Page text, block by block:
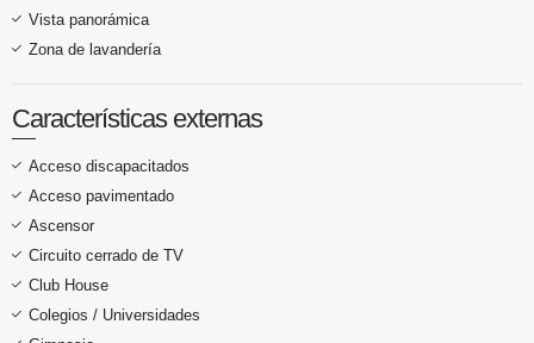
Vista panorámica
Zona de lavandería
Características externas
Acceso discapacitados
Acceso pavimentado
Ascensor
Circuito cerrado de TV
Club House
Colegios / Universidades